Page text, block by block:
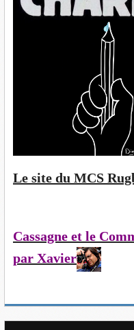
Le site du MCS
Cassagne et le
par Xavier